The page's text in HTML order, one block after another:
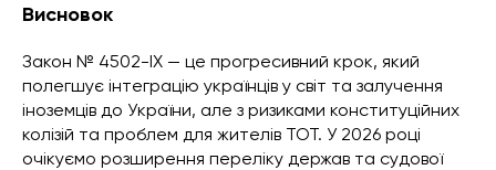
Висновок
Закон № 4502-IX — це прогресивний крок, який
полегшує інтеграцію українців у світ та залучення
іноземців до України, але з ризиками конституційних
колізій та проблем для жителів ТОТ. У 2026 році
очікуємо розширення переліку держав та судової